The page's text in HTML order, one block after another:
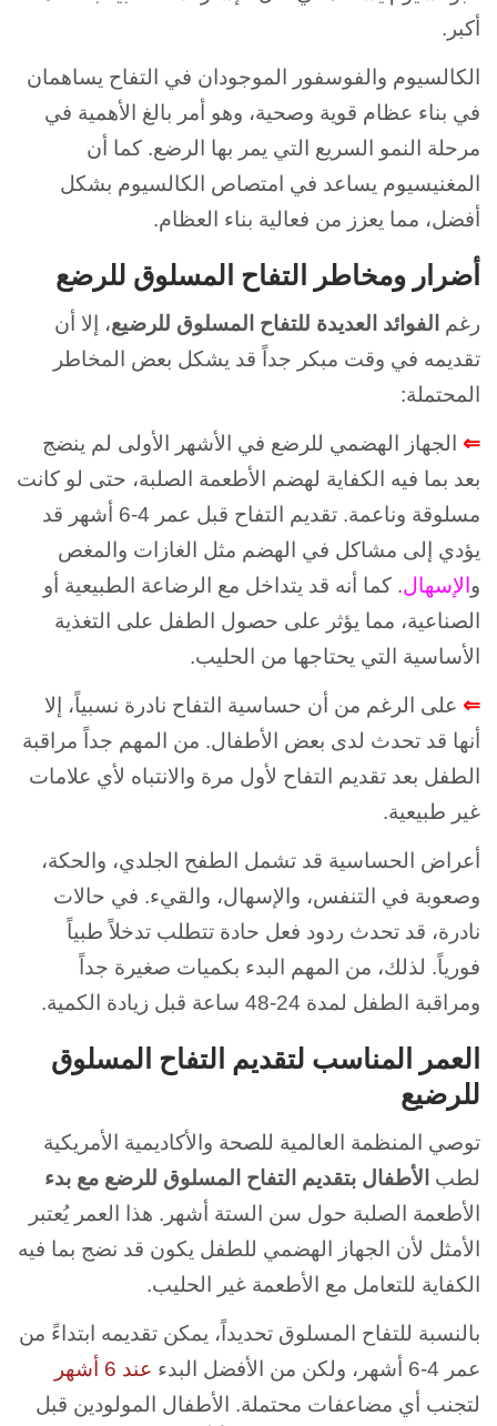
أكبر.
الكالسيوم والفوسفور الموجودان في التفاح يساهمان
في بناء عظام قوية وصحية، وهو أمر بالغ الأهمية في
مرحلة النمو السريع التي يمر بها الرضع. كما أن
المغنيسيوم يساعد في امتصاص الكالسيوم بشكل
أفضل، مما يعزز من فعالية بناء العظام.
أضرار ومخاطر التفاح المسلوق للرضع
رغم الفوائد العديدة للتفاح المسلوق للرضيع، إلا أن
تقديمه في وقت مبكر جداً قد يشكل بعض المخاطر
المحتملة:
⇐
الجهاز الهضمي للرضع في الأشهر الأولى لم ينضج
بعد بما فيه الكفاية لهضم الأطعمة الصلبة، حتى لو كانت
مسلوقة وناعمة.
تقديم التفاح قبل عمر 4-6 أشهر قد
يؤدي إلى مشاكل في الهضم مثل الغازات والمغص
و الإسهال. كما أنه قد يتداخل مع الرضاعة الطبيعية أو
الصناعية، مما يؤثر على حصول الطفل على التغذية
الأساسية التي يحتاجها من الحليب.
⇐ على الرغم من أن حساسية التفاح نادرة نسبياً، إلا
أنها قد تحدث لدى بعض الأطفال. من المهم جداً مراقبة
الطفل بعد تقديم التفاح لأول مرة والانتباه لأي علامات
غير طبيعية.
أعراض الحساسية قد تشمل الطفح الجلدي، والحكة،
وصعوبة في التنفس، والإسهال، والقيء. في حالات
نادرة، قد تحدث ردود فعل حادة تتطلب تدخلاً طبياً
فورياً. لذلك، من المهم البدء بكميات صغيرة جداً
ومراقبة الطفل لمدة 24-48 ساعة قبل زيادة الكمية.
العمر المناسب لتقديم التفاح المسلوق
للرضيع
توصي المنظمة العالمية للصحة والأكاديمية الأمريكية
لطب الأطفال بتقديم التفاح المسلوق للرضع مع بدء
الأطعمة الصلبة حول سن الستة أشهر. هذا العمر يُعتبر
الأمثل لأن الجهاز الهضمي للطفل يكون قد نضج بما فيه
الكفاية للتعامل مع الأطعمة غير الحليب.
بالنسبة للتفاح المسلوق تحديداً، يمكن تقديمه ابتداءً من
عمر 4-6 أشهر، ولكن من الأفضل البدء
عند 6 أشهر
لتجنب أي مضاعفات محتملة. الأطفال المولودين قبل